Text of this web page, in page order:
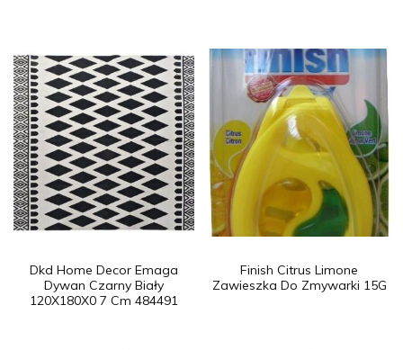
Dkd Home Decor Emaga
Dywan Czarny Biały
120X180X0 7 Cm 484491
Finish Citrus Limone
Zawieszka Do Zmywarki 15G